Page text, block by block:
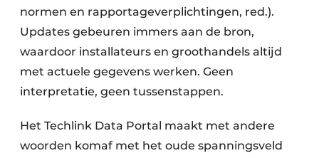
normen en rapportageverplichtingen, red.).
Updates gebeuren immers aan de bron,
waardoor installateurs en groothandels altijd
met actuele gegevens werken. Geen
interpretatie, geen tussenstappen.
Het Techlink Data Portal maakt met andere
woorden komaf met het oude spanningsveld